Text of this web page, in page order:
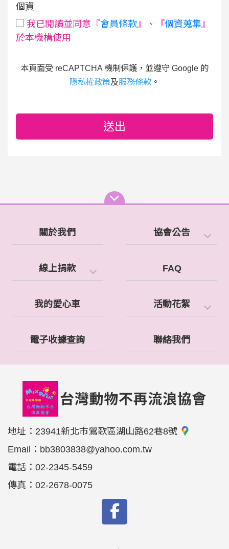
個資
我已閱讀並同意『會員條款』、『個資蒐集』
於本機構使用
本頁面受 reCAPTCHA 機制保護，並遵守 Google 的
隱私權政策及服務條款 。
送出
關於我們 協會公告
線上捐款 FAQ
我的愛心車 活動花絮
電子收據查詢 聯絡我們
地址： 23941新北市鶯歌區湖山路62巷8號
Email： bb3803838@yahoo.com.tw
電話： 02-2345-5459
傳真： 02-2678-0075